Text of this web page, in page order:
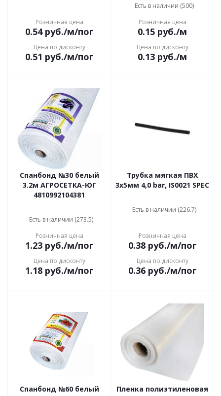
Розничная цена
0.54руб./м/пог
Цена по дисконту
0.51 руб./м/пог
Есть в наличии (500)
Розничная цена
0.15 руб./м
Цена по дисконту
0.13 руб./м
Спанбонд №30 белый
3.2м АГРОСЕТКА-ЮГ
4810992104381
Есть в наличии (273.5)
Розничная цена
1.23руб./м/пог
Цена по дисконту
1.18руб./м/пог
Трубка мягкая ПВХ
3х5мм 4,0 bar, IS0021 SPEC
Есть в наличии (226.7)
Розничная цена
0.38руб./м/пог
Цена по дисконту
0.36руб./м/пог
Спанбонд №60 белый
Пленка полиэтиленовая